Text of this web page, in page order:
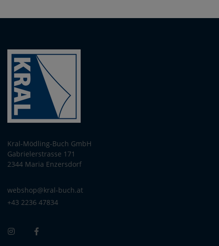
Kral-Mödling-Buch GmbH
Gabrielerstrasse 171
2344 Maria Enzersdorf
webshop@kral-buch.at
+43 2236 47834